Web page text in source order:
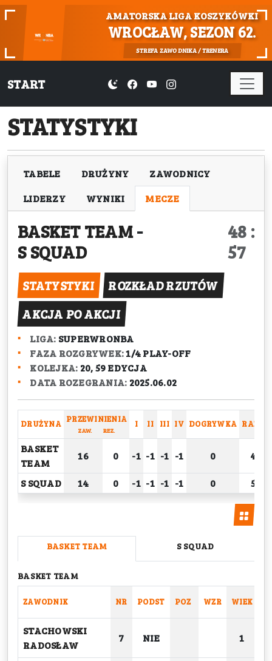
AMATORSKA LIGA KOSZYKÓWKI
WROCŁAW, SEZON 62.
STREFA ZAWODNIKA / TRENERA
START
STATYSTYKI
TABELE DRUŻYNY
ZAWODNICY
LIDERZY
WYNIKI MECZE
BASKET TEAM-
S SQUAD
48 :
57
STATYSTYKI
ROZKŁAD RZUTÓW
AKCJA PO AKCJI
LIGA: SUPERWRONBA
FAZA ROZGRYWEK:1/4 PLAY-OFF
KOLEJKA: 20, 59 EDYCJA
DATA ROZEGRANIA: 2025.06.02
DRUŻYNA PRZEWINIENIA
ZAW. REZ.
I II III IV DOGRYWKA RAZEM
BASKET
TEAM
16 0 -1 -1 -1 -1 0 48
S SQUAD 14 0 -1 -1 -1 -1 0 57
BASKET TEAM S SQUAD
BASKET TEAM
ZAWODNIK NR PODST POZ WZR WIEK
STACHOWSKI
RADOSŁAW
7 NIE 1